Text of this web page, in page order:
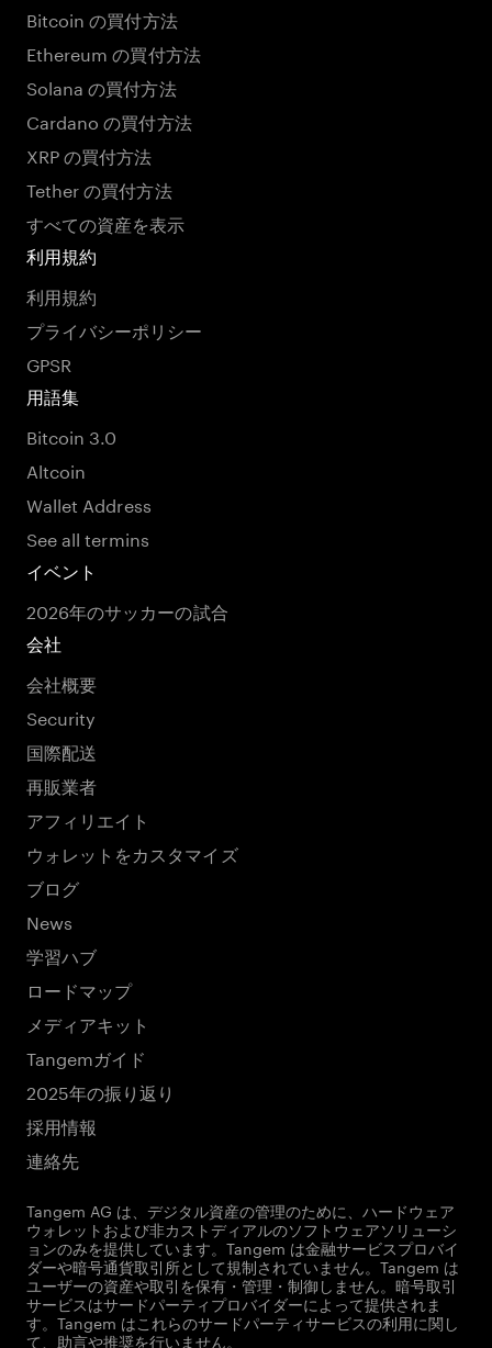
Bitcoin の買付方法
Ethereum の買付方法
Solana の買付方法
Cardano の買付方法
XRP の買付方法
Tether の買付方法
すべての資産を表示
利用規約
利用規約
プライバシーポリシー
GPSR
用語集
Bitcoin 3.0
Altcoin
Wallet Address
See all termins
イベント
2026年のサッカーの試合
会社
会社概要
Security
国際配送
再販業者
アフィリエイト
ウォレットをカスタマイズ
ブログ
News
学習ハブ
ロードマップ
メディアキット
Tangemガイド
2025年の振り返り
採用情報
連絡先
Tangem AG は、デジタル資産の管理のために、ハードウェア
ウォレットおよび非カストディアルのソフトウェアソリューシ
ョンのみを提供しています。Tangem は金融サービスプロバイ
ダーや暗号通貨取引所として規制されていません。Tangem は
ユーザーの資産や取引を保有・管理・制御しません。暗号取引
サービスはサードパーティプロバイダーによって提供されま
す。Tangem はこれらのサードパーティサービスの利用に関し
て、助言や推奨を行いません。